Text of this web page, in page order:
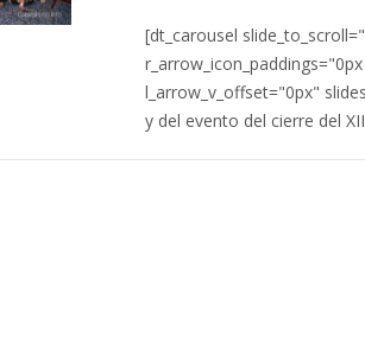
[dt_carousel
l_arrow_v_offset="0px"
y del evento del cierre del